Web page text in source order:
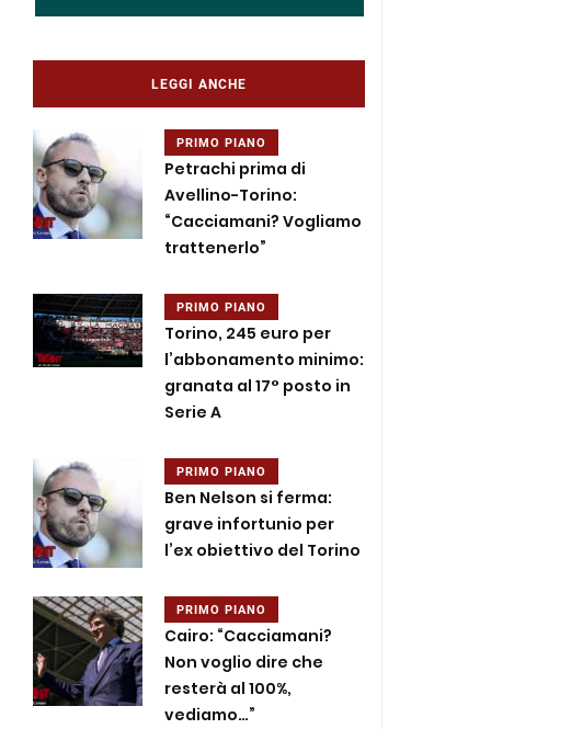
LEGGI ANCHE
PRIMO PIANO
Petrachi prima di
Avellino-Torino:
“Cacciamani? Vogliamo
trattenerlo”
PRIMO PIANO
Torino, 245 euro per
l’abbonamento minimo:
granata al 17° posto in
Serie A
PRIMO PIANO
Ben Nelson si ferma:
grave infortunio per
l’ex obiettivo del Torino
PRIMO PIANO
Cairo: “Cacciamani?
Non voglio dire che
resterà al 100%,
vediamo…”